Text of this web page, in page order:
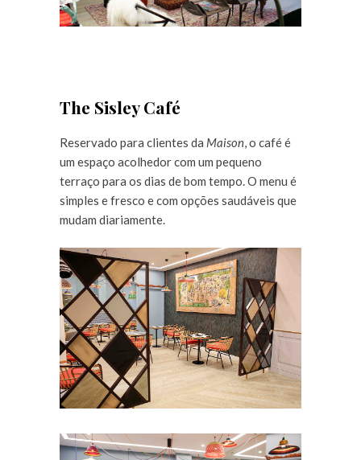
The Sisley Café
Reservado para clientes da Maison, o café é
um espaço acolhedor com um pequeno
terraço para os dias de bom tempo. O menu é
simples e fresco e com opções saudáveis que
mudam diariamente.